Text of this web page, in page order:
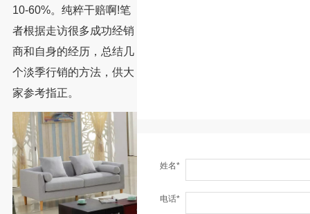
10-60%。纯粹干赔啊!笔
者根据走访很多成功经销
商和自身的经历，总结几
个淡季行销的方法，供大
家参考指正。
姓名*
电话*